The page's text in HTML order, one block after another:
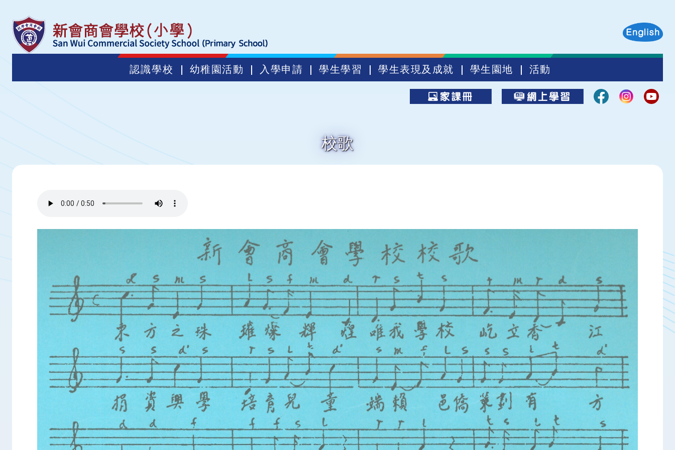
認識學校 幼稚園活動 入學申請 學生學習 學生表現及成就 學生園地 活動
校歌